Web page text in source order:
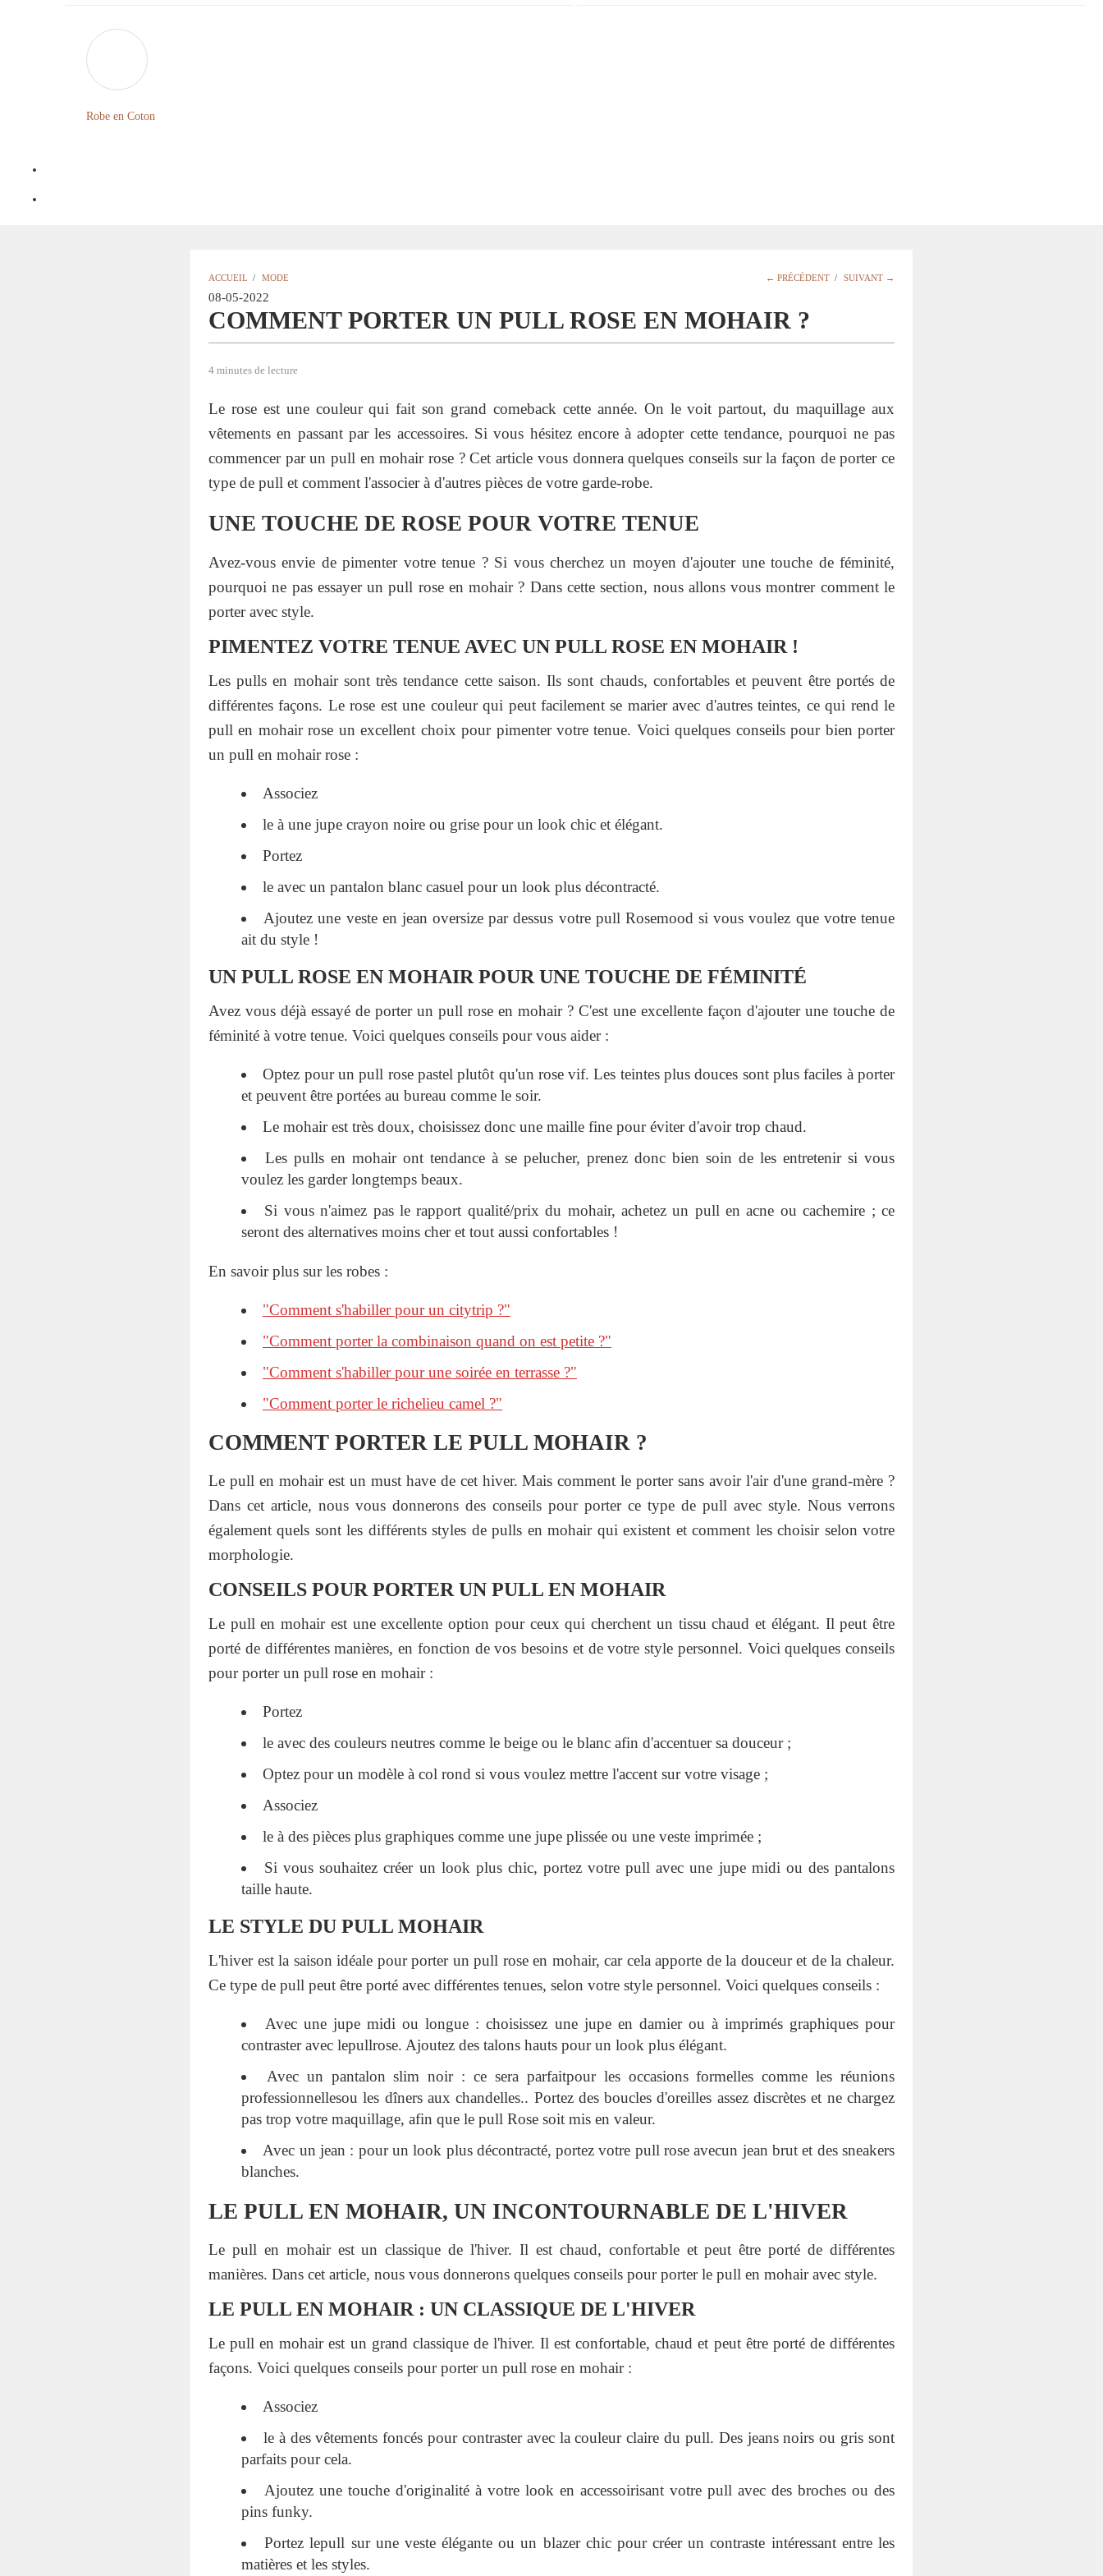
Robe en Coton
ACCUEIL / MODE ← PRÉCÉDENT / SUIVANT →
08-05-2022
COMMENT PORTER UN PULL ROSE EN MOHAIR ?
4 minutes de lecture
Le rose est une couleur qui fait son grand comeback cette année. On le voit partout, du maquillage aux
vêtements en passant par les accessoires. Si vous hésitez encore à adopter cette tendance, pourquoi ne pas
commencer par un pull en mohair rose ? Cet article vous donnera quelques conseils sur la façon de porter ce
type de pull et comment l'associer à d'autres pièces de votre garde-robe.
UNE TOUCHE DE ROSE POUR VOTRE TENUE
Avez-vous envie de pimenter votre tenue ? Si vous cherchez un moyen d'ajouter une touche de féminité,
pourquoi ne pas essayer un pull rose en mohair ? Dans cette section, nous allons vous montrer comment le
porter avec style.
PIMENTEZ VOTRE TENUE AVEC UN PULL ROSE EN MOHAIR !
Les pulls en mohair sont très tendance cette saison. Ils sont chauds, confortables et peuvent être portés de
différentes façons. Le rose est une couleur qui peut facilement se marier avec d'autres teintes, ce qui rend le
pull en mohair rose un excellent choix pour pimenter votre tenue. Voici quelques conseils pour bien porter
un pull en mohair rose :
Associez
le à une jupe crayon noire ou grise pour un look chic et élégant.
Portez
le avec un pantalon blanc casuel pour un look plus décontracté.
Ajoutez une veste en jean oversize par dessus votre pull Rosemood si vous voulez que votre tenue
ait du style !
UN PULL ROSE EN MOHAIR POUR UNE TOUCHE DE FÉMINITÉ
Avez vous déjà essayé de porter un pull rose en mohair ? C'est une excellente façon d'ajouter une touche de
féminité à votre tenue. Voici quelques conseils pour vous aider :
Optez pour un pull rose pastel plutôt qu'un rose vif. Les teintes plus douces sont plus faciles à porter
et peuvent être portées au bureau comme le soir.
Le mohair est très doux, choisissez donc une maille fine pour éviter d'avoir trop chaud.
Les pulls en mohair ont tendance à se pelucher, prenez donc bien soin de les entretenir si vous
voulez les garder longtemps beaux.
Si vous n'aimez pas le rapport qualité/prix du mohair, achetez un pull en acne ou cachemire ; ce
seront des alternatives moins cher et tout aussi confortables !
En savoir plus sur les robes :
"Comment s'habiller pour un citytrip ?"
"Comment porter la combinaison quand on est petite ?"
"Comment s'habiller pour une soirée en terrasse ?"
"Comment porter le richelieu camel ?"
COMMENT PORTER LE PULL MOHAIR ?
Le pull en mohair est un must have de cet hiver. Mais comment le porter sans avoir l'air d'une grand-mère ?
Dans cet article, nous vous donnerons des conseils pour porter ce type de pull avec style. Nous verrons
également quels sont les différents styles de pulls en mohair qui existent et comment les choisir selon votre
morphologie.
CONSEILS POUR PORTER UN PULL EN MOHAIR
Le pull en mohair est une excellente option pour ceux qui cherchent un tissu chaud et élégant. Il peut être
porté de différentes manières, en fonction de vos besoins et de votre style personnel. Voici quelques conseils
pour porter un pull rose en mohair :
Portez
le avec des couleurs neutres comme le beige ou le blanc afin d'accentuer sa douceur ;
Optez pour un modèle à col rond si vous voulez mettre l'accent sur votre visage ;
Associez
le à des pièces plus graphiques comme une jupe plissée ou une veste imprimée ;
Si vous souhaitez créer un look plus chic, portez votre pull avec une jupe midi ou des pantalons
taille haute.
LE STYLE DU PULL MOHAIR
L'hiver est la saison idéale pour porter un pull rose en mohair, car cela apporte de la douceur et de la chaleur.
Ce type de pull peut être porté avec différentes tenues, selon votre style personnel. Voici quelques conseils :
Avec une jupe midi ou longue : choisissez une jupe en damier ou à imprimés graphiques pour
contraster avec lepullrose. Ajoutez des talons hauts pour un look plus élégant.
Avec un pantalon slim noir : ce sera parfaitpour les occasions formelles comme les réunions
professionnellesou les dîners aux chandelles.. Portez des boucles d'oreilles assez discrètes et ne chargez
pas trop votre maquillage, afin que le pull Rose soit mis en valeur.
Avec un jean : pour un look plus décontracté, portez votre pull rose avecun jean brut et des sneakers
blanches.
LE PULL EN MOHAIR, UN INCONTOURNABLE DE L'HIVER
Le pull en mohair est un classique de l'hiver. Il est chaud, confortable et peut être porté de différentes
manières. Dans cet article, nous vous donnerons quelques conseils pour porter le pull en mohair avec style.
LE PULL EN MOHAIR : UN CLASSIQUE DE L'HIVER
Le pull en mohair est un grand classique de l'hiver. Il est confortable, chaud et peut être porté de différentes
façons. Voici quelques conseils pour porter un pull rose en mohair :
Associez
le à des vêtements foncés pour contraster avec la couleur claire du pull. Des jeans noirs ou gris sont
parfaits pour cela.
Ajoutez une touche d'originalité à votre look en accessoirisant votre pull avec des broches ou des
pins funky.
Portez lepull sur une veste élégante ou un blazer chic pour créer un contraste intéressant entre les
matières et les styles.